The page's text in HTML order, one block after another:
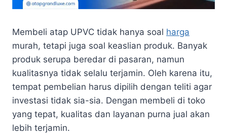
Membeli atap UPVC tidak hanya soal harga
murah, tetapi juga soal keaslian produk. Banyak
produk serupa beredar di pasaran, namun
kualitasnya tidak selalu terjamin. Oleh karena itu,
tempat pembelian harus dipilih dengan teliti agar
investasi tidak sia-sia. Dengan membeli di toko
yang tepat, kualitas dan layanan purna jual akan
lebih terjamin.